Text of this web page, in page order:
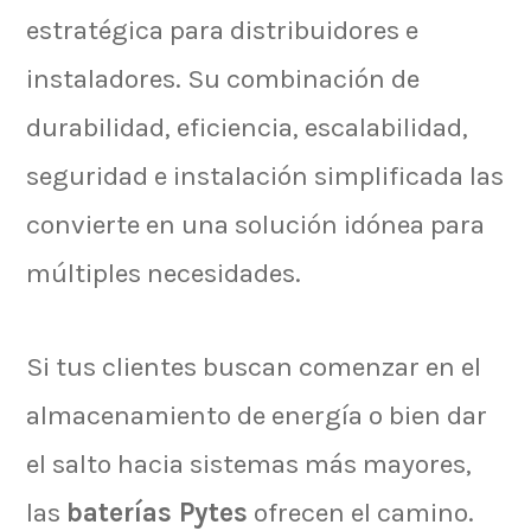
estratégica para distribuidores e
instaladores. Su combinación de
durabilidad, eficiencia, escalabilidad,
seguridad e instalación simplificada las
convierte en una solución idónea para
múltiples necesidades.
Si tus clientes buscan comenzar en el
almacenamiento de energía o bien dar
el salto hacia sistemas más mayores,
las baterías Pytes ofrecen el camino.